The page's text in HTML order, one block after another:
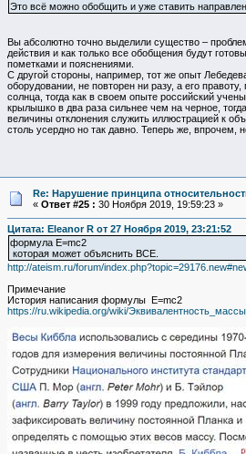
Это всё можно обобщить и уже ставить
Вы абсолютно точно выделили существо –
действия и как только все обобщения будут
пометками и пояснениями.
С другой стороны, например, тот же опыт
оборудовании, не повторен ни разу, а его
солнца, тогда как в своем опыте российский
крылышко в два раза сильнее чем на черное,
величины отклонения служить иллюстрацией к
столь усердно но так давно. Теперь же, впрочем,
Re: Нарушение принципа
« Ответ #25 : 30 Ноября 2019, 19:59:23 »
Цитата: Eleanor R от 27 Ноября 2019, 23:21:52
формула E=mc2
которая может объяснить ВСЕ.
http://ateism.ru/forum/
Примечание
История написания формулы E=mc2
https://ru.wikipedia.org/wiki/